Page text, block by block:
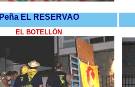
Peña EL RESERVAO
EL BOTELLÓN